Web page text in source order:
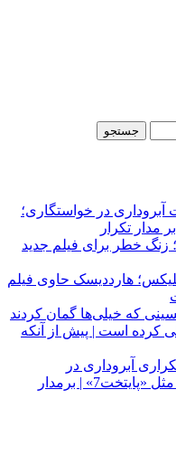
در خواستگاری؛
استقبال کم‌رمق از تریلر Digger؛ زنگ خطر برای فیلم جدید
از نتفلیکس؛ هارددیسک حاوی فیلم
که خیلی‌ها گمان کردند
کرده است | پیش از آنکه
آبروداری در
خواستگاری دست گذاشته دقیقا مثل «پایتخت7» | برمدار